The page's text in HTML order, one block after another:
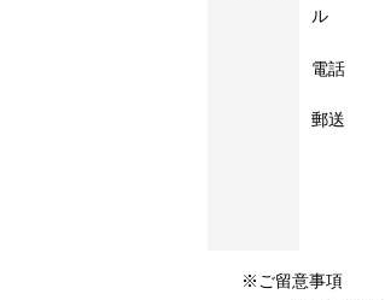
ル
電話
郵送
※ご留意事項